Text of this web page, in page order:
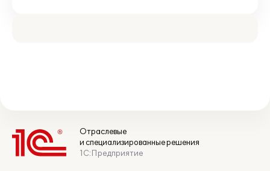
Отраслевые
и специализированные решения
1С:Предприятие